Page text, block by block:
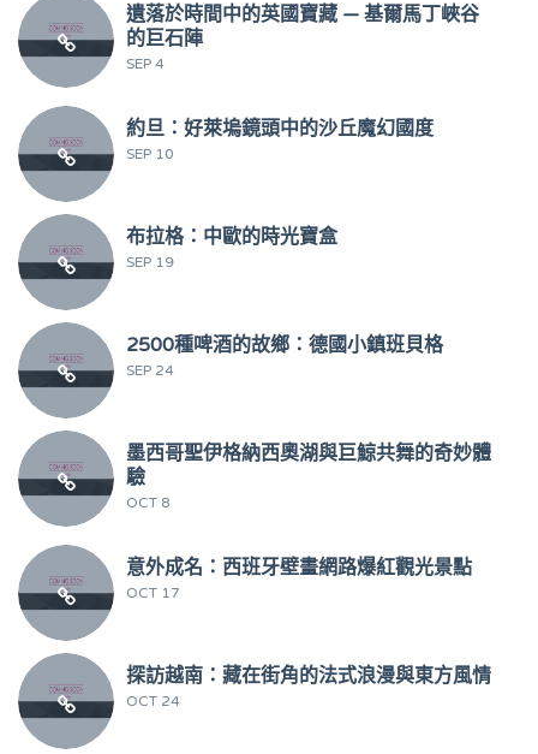
遺落於時間中的英國寶藏 — 基爾馬丁峽谷
的巨石陣
SEP 4
約旦：好萊塢鏡頭中的沙丘魔幻國度
SEP 10
布拉格：中歐的時光寶盒
SEP 19
2500種啤酒的故鄉：德國小鎮班貝格
SEP 24
墨西哥聖伊格納西奧湖與巨鯨共舞的奇妙體
驗
OCT 8
意外成名：西班牙壁畫網路爆紅觀光景點
OCT 17
探訪越南：藏在街角的法式浪漫與東方風情
OCT 24